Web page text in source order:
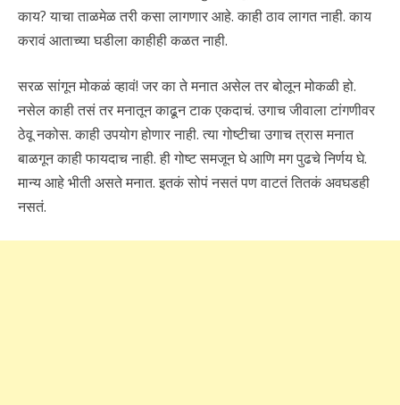
काय? याचा ताळमेळ तरी कसा लागणार आहे. काही ठाव लागत नाही. काय
करावं आताच्या घडीला काहीही कळत नाही.
सरळ सांगून मोकळं व्हावं! जर का ते मनात असेल तर बोलून मोकळी हो.
नसेल काही तसं तर मनातून काढून टाक एकदाचं. उगाच जीवाला टांगणीवर
ठेवू नकोस. काही उपयोग होणार नाही. त्या गोष्टीचा उगाच त्रास मनात
बाळगून काही फायदाच नाही. ही गोष्ट समजून घे आणि मग पुढचे निर्णय घे.
मान्य आहे भीती असते मनात. इतकं सोपं नसतं पण वाटतं तितकं अवघडही
नसतं.